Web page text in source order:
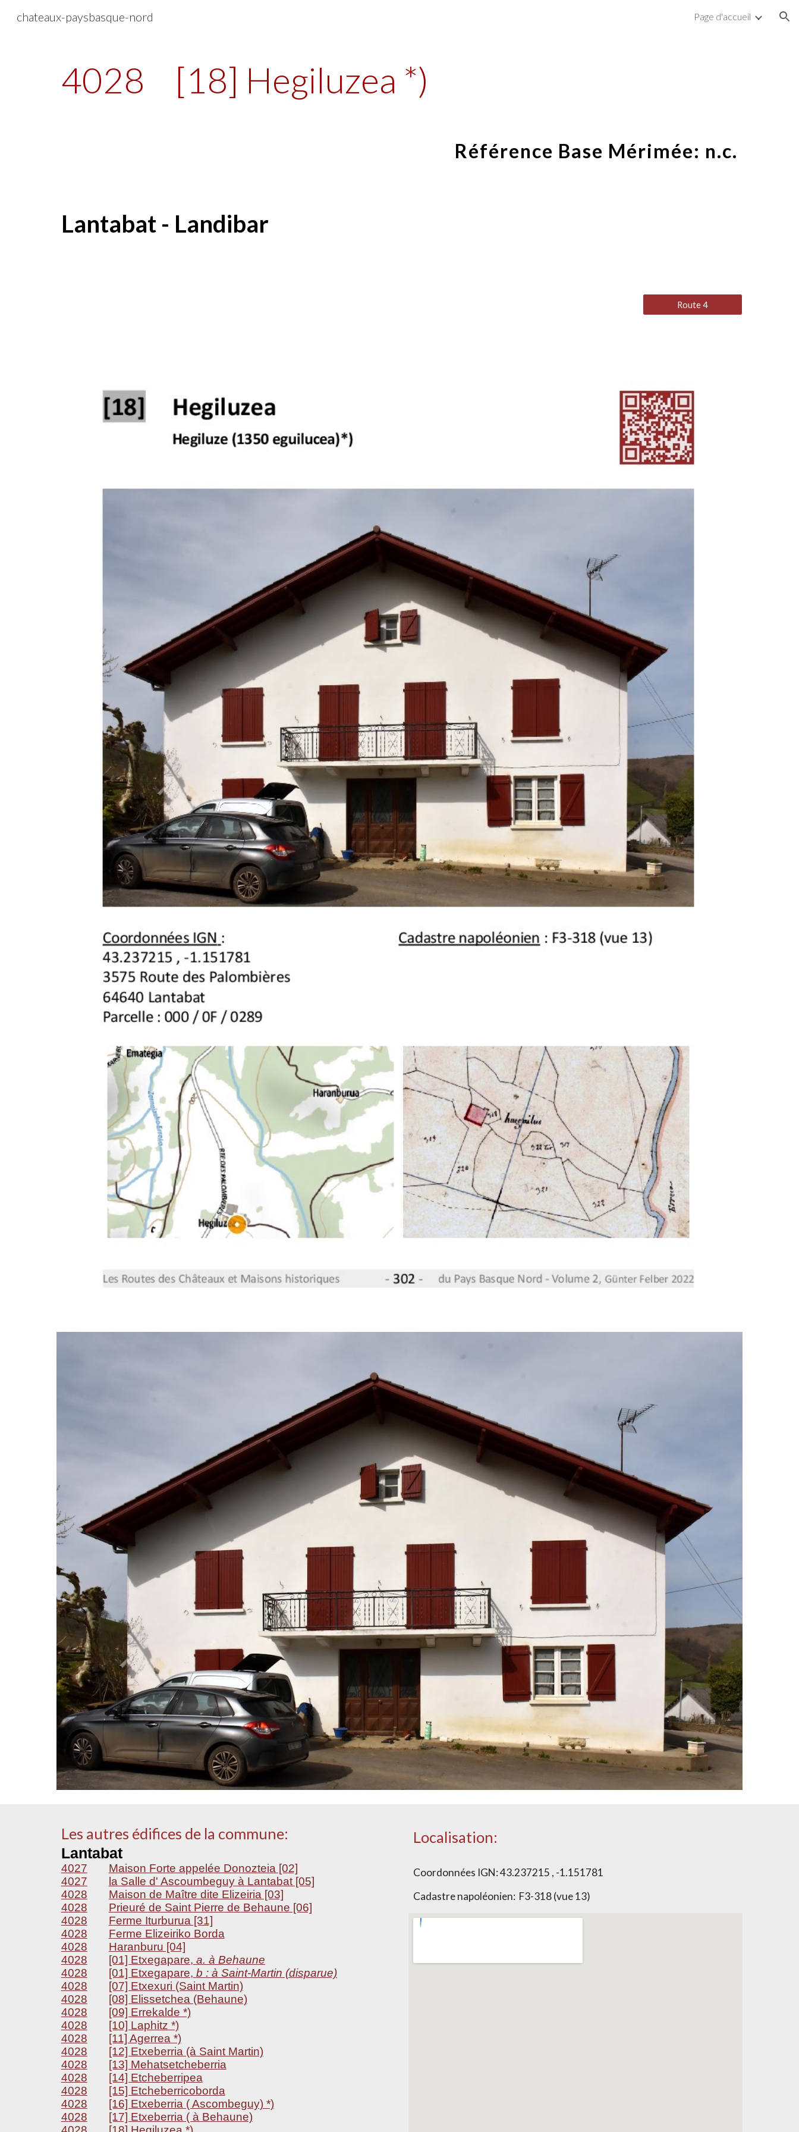
chateaux-paysbasque-nord Page d'accueil
4028 [18] Hegiluzea *)
Référence Base Mérimée: n.c.
Lantabat - Landibar
Route 4
Les autres édifices de la commune:
Lantabat
4027
Maison Forte appelée Donozteia [02]
4027
la Salle d' Ascoumbeguy à Lantabat [05]
4028
Maison de Maître dite Elizeiria [03]
4028
Prieuré de Saint Pierre de Behaune [06]
4028
Ferme Iturburua [31]
4028
Ferme Elizeiriko Borda
4028
Haranburu [04]
4028
[01] Etxegapare, a. à Behaune
4028
[01] Etxegapare, b : à Saint-Martin (disparue)
4028
[07] Etxexuri (Saint Martin)
4028
[08] Elissetchea (Behaune)
4028
[09] Errekalde *)
4028
[10] Laphitz *)
4028
[11] Agerrea *)
4028
[12] Etxeberria (à Saint Martin)
4028
[13] Mehatsetcheberria
4028
[14] Etcheberripea
4028
[15] Etcheberricoborda
4028
[16] Etxeberria ( Ascombeguy) *)
4028
[17] Etxeberria ( à Behaune)
Localisation:
Coordonnées IGN:43.237215 , -1.151781
Cadastre napoléonien: F3-318 (vue 13)